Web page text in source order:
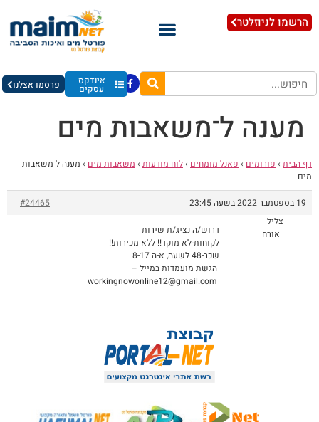
הרשמו לניוזלטר
אינדקס
עסקים פרסמו אצלנו
מענה ל־משאבות מים
דף הבית › פורומים › פאנל מומחים ›לוח מודעות › משאבות מים › מענה ל־משאבות
מים
19 בספטמבר 2022 בשעה 23:45
#24465
צליל
אורח
דרוש/ה נציג/ת שירות
לקוחות-לא מוקד!! ללא מכירות!!
שכר-48 לשעה, א-ה 8-17
הגשת מועמדות במייל –
workingnowonline12@gmail.com